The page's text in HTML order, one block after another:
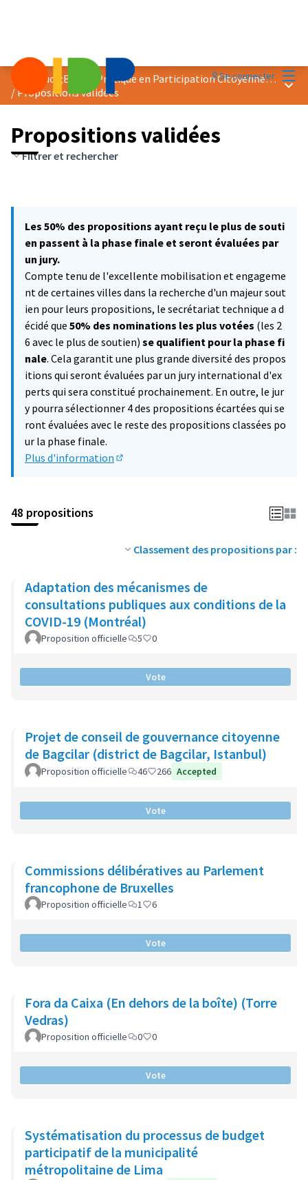
Se connecter
Prix &quot;Bonne Pratique en Participation Citoyenne&quot; 2021
/Propositions validées
Propositions validées
Filtrer et rechercher
Les 50% des propositions ayant reçu le plus de souti
en passent à la phase finale et seront évaluées par
un jury.
Compte tenu de l'excellente mobilisation et engageme
nt de certaines villes dans la recherche d'un majeur sout
ien pour leurs propositions, le secrétariat technique a d
écidé que 50% des nominations les plus votées (les 2
6 avec le plus de soutien) se qualifient pour la phase fi
nale. Cela garantit une plus grande diversité des propos
itions qui seront évaluées par un jury international d'ex
perts qui sera constitué prochainement. En outre, le jur
y pourra sélectionner 4 des propositions écartées qui se
ront évaluées avec le reste des propositions classées po
ur la phase finale.
Plus d'information
48 propositions
Classement des propositions par :
Adaptation des mécanismes de
consultations publiques aux conditions de la
COVID-19 (Montréal)
Proposition officielle 5 0
Vote
Projet de conseil de gouvernance citoyenne
de Bagcilar (district de Bagcilar, Istanbul)
Proposition officielle 46 266 Accepted
Vote
Commissions délibératives au Parlement
francophone de Bruxelles
Proposition officielle 1 6
Vote
Fora da Caixa (En dehors de la boîte) (Torre
Vedras)
Proposition officielle 0 0
Vote
Systématisation du processus de budget
participatif de la municipalité
métropolitaine de Lima